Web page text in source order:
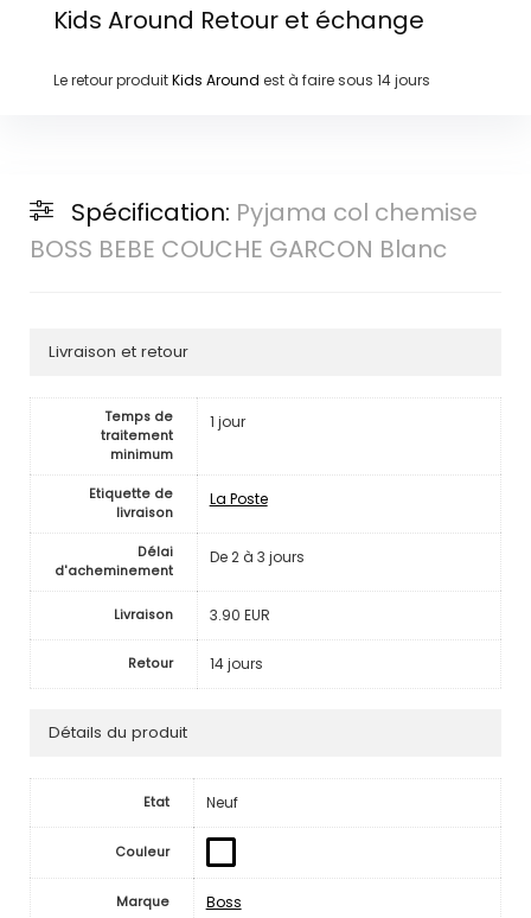
Kids Around Retour et échange
Le retour produitKids Around est à faire sous 14 jours
Spécification: Pyjama col chemise
BOSS BEBE COUCHE GARCON Blanc
Livraison et retour
Temps de
traitement
minimum
1 jour
Etiquette de
livraison
La Poste
Délai
d'acheminement
De 2 à 3 jours
Livraison 3.90 EUR
Retour 14 jours
Détails du produit
Etat Neuf
Couleur
Marque Boss